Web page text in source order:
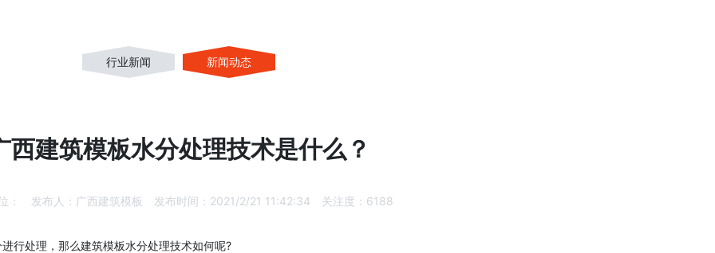
行业新闻 新闻动态
西建筑模板水分处理技术是什么？
： 发布人： 广西建筑模板 发布时间： 2021/2/21 11:42:34 关注度： 6188
行处理，那么建筑模板水分处理技术如何呢?